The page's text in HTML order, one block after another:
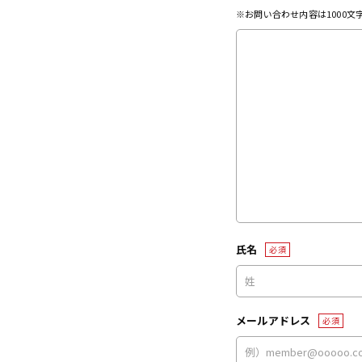
※お問い合わせ内容は1000文
氏名 必須
メールアドレス 必須